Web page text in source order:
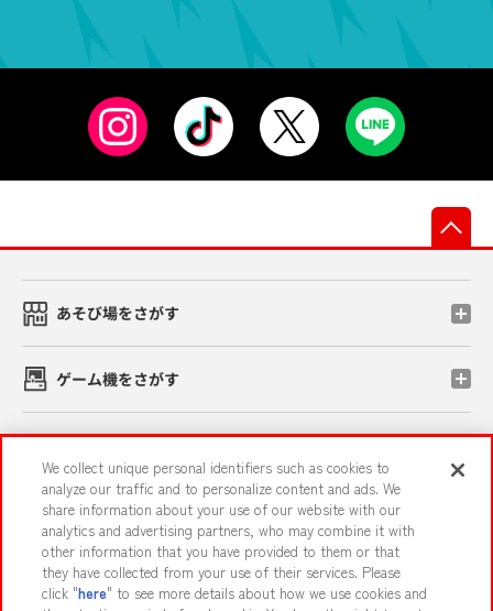
あそび場をさがす
ゲーム機をさがす
イベント・キャンペーン
We collect unique personal identifiers such as cookies to
analyze our traffic and to personalize content and ads. We
share information about your use of our website with our
analytics and advertising partners, who may combine it with
other information that you have provided to them or that
they have collected from your use of their services. Please
click "here" to see more details about how we use cookies and